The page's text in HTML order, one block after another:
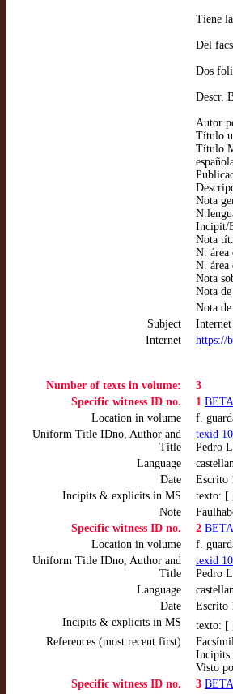
Tiene
Del
Dos
Descr.
Autor
Título
Título
Nota
Incipit/
Nota
N. área
N.
Nota
Nota
Nota
Subject
Internet
https://
Number of texts in volume:
3
Specific witness ID no.
1
Location in volume
f.
Uniform Title IDno, Author and
Title
texid
Pedro
Language
Date
Escrito
Incipits & explicits in MS
texto: [
Note
Specific witness ID no.
2
Location in volume
f.
Uniform Title IDno, Author and
Title
texid
Pedro
Language
Date
Escrito
Incipits & explicits in MS
texto: [
References (most recent first)
Incipits
Visto
Specific witness ID no.
3